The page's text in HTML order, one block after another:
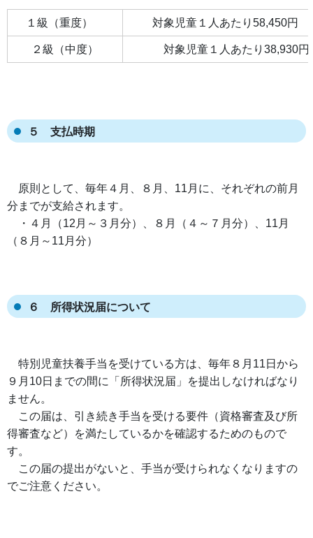
１級（重度） 対象児童１人あたり58,450
２級（中度） 対象児童１人あたり38,930円
５ 支払時期
原則として、毎年４月、８月、11月に、それぞれの前月
分までが支給されます。
・４月（12月～３月分）、８月（４～７月分）、11月
（８月～11月分）
６ 所得状況届について
特別児童扶養手当を受けている方は、毎年８月11日から
９月10日までの間に「所得状況届」を提出しなければなり
ません。
この届は、引き続き手当を受ける要件（資格審査及び所
得審査など）を満たしているかを確認するためのもので
す。
この届の提出がないと、手当が受けられなくなりますの
でご注意ください。